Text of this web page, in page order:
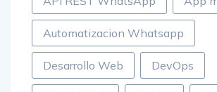
API REST WhatsApp App
Automatizacion Whatsapp
Desarrollo Web DevOps